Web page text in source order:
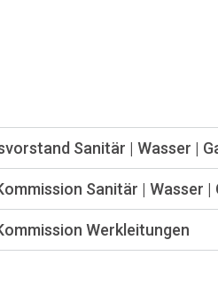
Sanitär | Wasser |
Sanitär | Wasser |
Werkleitungen